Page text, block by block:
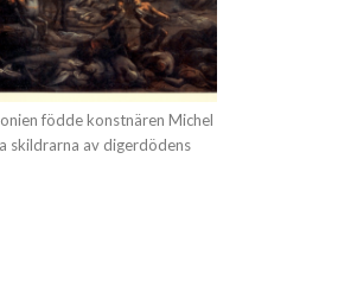
födde konstnären Michel
skildrarna av digerdödens